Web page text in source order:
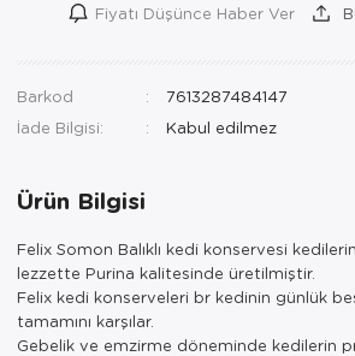
Fiyatı Düşünce Haber Ver
Barkod
7613287484147
İade Bilgisi:
Ürün Bilgisi
Felix Somon Balıklı kedi konservesi
lezzette Purina kalitesinde üretilmiştir.
Felix kedi konserveleri br kedinin günlük
tamamını karşılar.
Gebelik ve emzirme döneminde kedilerin